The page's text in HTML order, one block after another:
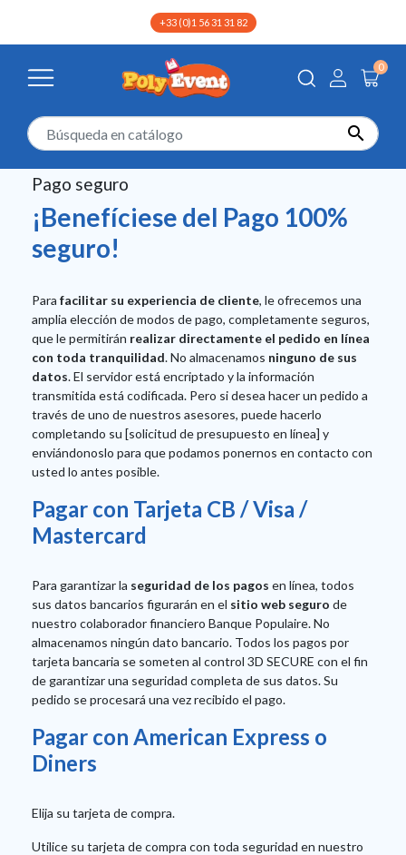
+33 (0)1 56 31 31 82

0
Pago seguro
Pago seguro
¡Benefíciese del Pago 100%
seguro!
Para facilitar su experiencia de cliente, le ofrecemos una
amplia elección de modos de pago, completamente seguros,
que le permitirán realizar directamente el pedido en línea
con toda tranquilidad. No almacenamos ninguno de sus
datos. El servidor está encriptado y la información
transmitida está codificada. Pero si desea hacer un pedido a
través de uno de nuestros asesores, puede hacerlo
completando su [solicitud de presupuesto en línea] y
enviándonoslo para que podamos ponernos en contacto con
usted lo antes posible.
Pagar con Tarjeta CB / Visa /
Mastercard
Para garantizar la seguridad de los pagos en línea, todos
sus datos bancarios figurarán en el sitio web seguro de
nuestro colaborador financiero Banque Populaire. No
almacenamos ningún dato bancario. Todos los pagos por
tarjeta bancaria se someten al control 3D SECURE con el fin
de garantizar una seguridad completa de sus datos. Su
pedido se procesará una vez recibido el pago.
Pagar con American Express o
Diners
Elija su tarjeta de compra.
Utilice su tarjeta de compra con toda seguridad en nuestro